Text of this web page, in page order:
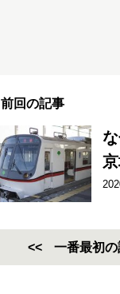
前回の記事
一番最初